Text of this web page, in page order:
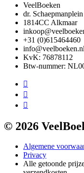
VeelBoeken
dr.
1814CC Alkmaar
+31 (0)615464460
info@veelboeken.nl
KvK: 76878112
Btw-nummer:
© 2026
Algemene
Privacy
Alle getoonde